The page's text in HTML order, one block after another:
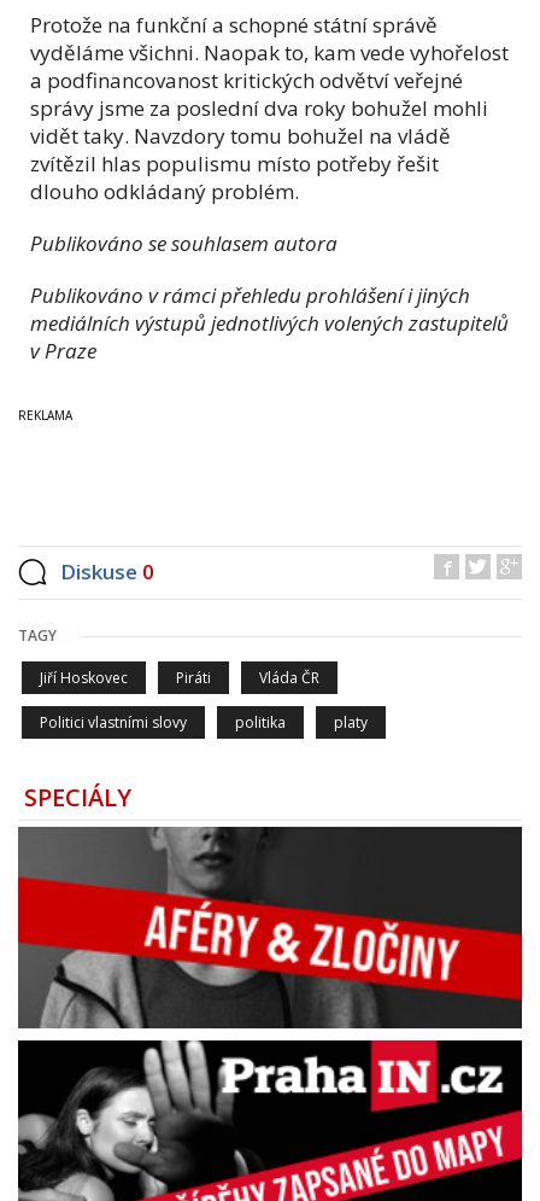
Protože na funkční a schopné státní správě
vyděláme všichni. Naopak to, kam vede vyhořelost
a podfinancovanost kritických odvětví veřejné
správy jsme za poslední dva roky bohužel mohli
vidět taky. Navzdory tomu bohužel na vládě
zvítězil hlas populismu místo potřeby řešit
dlouho odkládaný problém.
Publikováno se souhlasem autora
Publikováno v rámci přehledu prohlášení i jiných
mediálních výstupů jednotlivých volených zastupitelů
v Praze
Diskuse 0
TAGY
Jiří Hoskovec Piráti Vláda ČR
Politici vlastními slovy politika platy
SPECIÁLY